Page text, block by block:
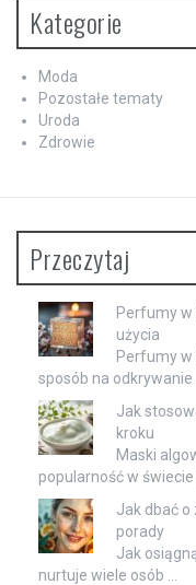
Kategorie
Moda
Pozostałe tematy
Uroda
Zdrowie
Przeczytaj
Perfumy w
użycia
Perfumy w
sposób na odkrywanie …
Jak
kroku
Maski
popularność w świecie
Jak dbać o
porady
Jak
nurtuje wiele osób …